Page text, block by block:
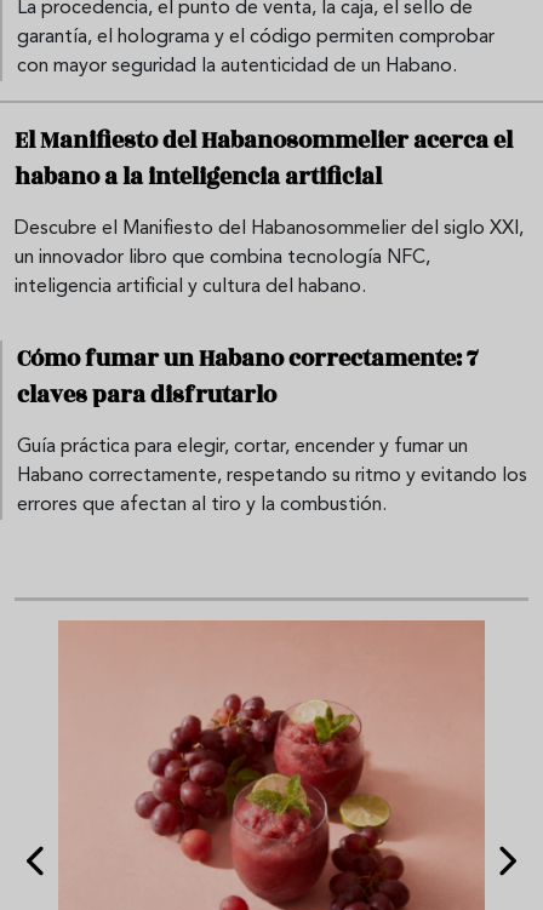
La procedencia, el punto de venta, la caja, el sello de
garantía, el holograma y el código permiten comprobar
con mayor seguridad la autenticidad de un Habano.
El Manifiesto del Habanosommelier acerca el
habano a la inteligencia artificial
Descubre el Manifiesto del Habanosommelier del siglo XXI,
un innovador libro que combina tecnología NFC,
inteligencia artificial y cultura del habano.
Cómo fumar un Habano correctamente: 7
claves para disfrutarlo
Guía práctica para elegir, cortar, encender y fumar un
Habano correctamente, respetando su ritmo y evitando los
errores que afectan al tiro y la combustión.